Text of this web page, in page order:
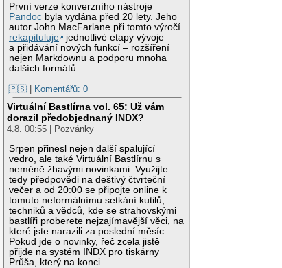
První verze konverzního nástroje
Pandoc byla vydána před 20 lety. Jeho
autor John MacFarlane při tomto výročí
rekapituluje
jednotlivé etapy vývoje
a přidávání nových funkcí – rozšíření
nejen Markdownu a podporu mnoha
dalších formátů.
|🇵🇸 | Komentářů: 0
Virtuální Bastlírna vol. 65: Už vám
dorazil předobjednaný INDX?
4.8. 00:55 | Pozvánky
Srpen přinesl nejen další spalující
vedro, ale také Virtuální Bastlírnu s
neméně žhavými novinkami. Využijte
tedy předpovědi na deštivý čtvrteční
večer a od 20:00 se připojte online k
tomuto neformálnímu setkání kutilů,
techniků a vědců, kde se strahovskými
bastlíři proberete nejzajímavější věci, na
které jste narazili za poslední měsíc.
Pokud jde o novinky, řeč zcela jistě
přijde na systém INDX pro tiskárny
Průša, který na konci